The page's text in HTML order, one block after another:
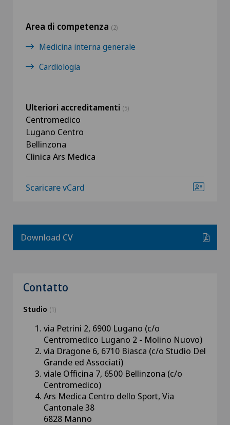
Area di competenza (2)
Medicina interna generale
Cardiologia
Ulteriori accreditamenti (5)
Centromedico
Lugano Centro
Bellinzona
Clinica Ars Medica
Scaricare vCard
Download CV
Contatto
Studio (1)
via Petrini 2, 6900 Lugano (c/o
Centromedico Lugano 2 - Molino Nuovo)
via Dragone 6, 6710 Biasca (c/o Studio Del
Grande ed Associati)
viale Officina 7, 6500 Bellinzona (c/o
Centromedico)
Ars Medica Centro dello Sport, Via
Cantonale 38
6828 Manno